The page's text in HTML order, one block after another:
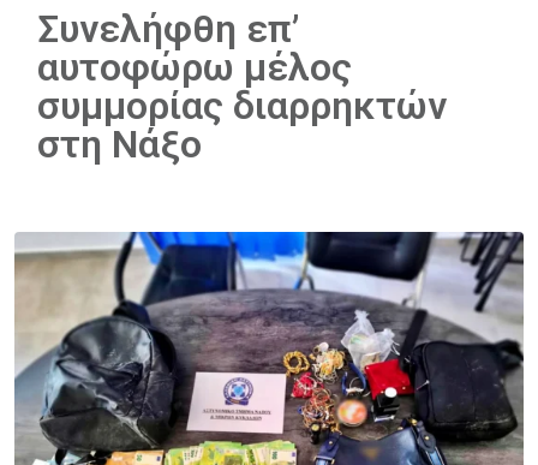
Συνελήφθη επ’
αυτοφώρω μέλος
συμμορίας διαρρηκτών
στη Νάξο